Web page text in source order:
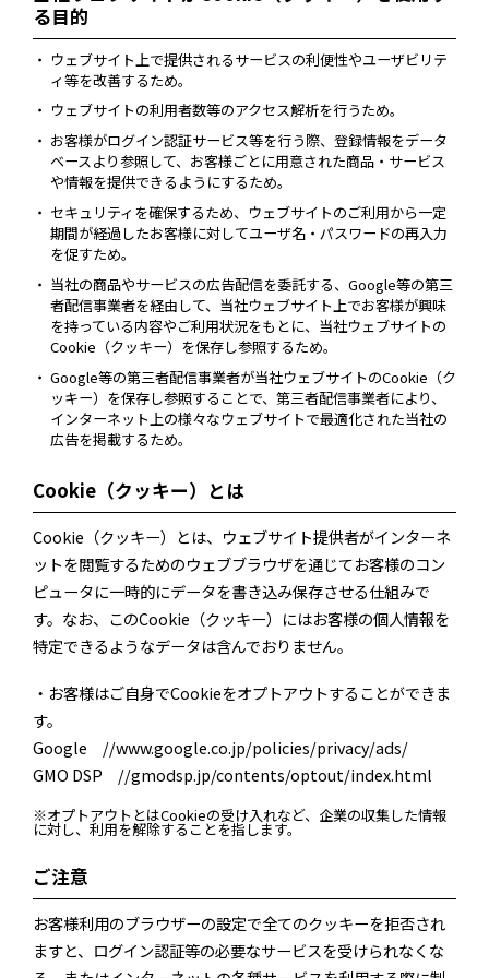
る目的
ウェブサイト上で提供されるサービスの利便性やユーザビリテ
ィ等を改善するため。
ウェブサイトの利用者数等のアクセス解析を行うため。
お客様がログイン認証サービス等を行う際、登録情報をデータ
ベースより参照して、お客様ごとに用意された商品・サービス
や情報を提供できるようにするため。
セキュリティを確保するため、ウェブサイトのご利用から一定
期間が経過したお客様に対してユーザ名・パスワードの再入力
を促すため。
当社の商品やサービスの広告配信を委託する、Google等の第三
者配信事業者を経由して、当社ウェブサイト上でお客様が興味
を持っている内容やご利用状況をもとに、当社ウェブサイトの
Cookie（クッキー）を保存し参照するため。
Google等の第三者配信事業者が当社ウェブサイトのCookie（ク
ッキー）を保存し参照することで、第三者配信事業者により、
インターネット上の様々なウェブサイトで最適化された当社の
広告を掲載するため。
Cookie（クッキー）とは
Cookie（クッキー）とは、ウェブサイト提供者がインターネ
ットを閲覧するためのウェブブラウザを通じてお客様のコン
ピュータに一時的にデータを書き込み保存させる仕組みで
す。なお、このCookie（クッキー）にはお客様の個人情報を
特定できるようなデータは含んでおりません。
・お客様はご自身でCookieをオプトアウトすることができま
す。
Google //www.google.co.jp/policies/privacy/ads/
GMO DSP //gmodsp.jp/contents/optout/index.html
※オプトアウトとはCookieの受け入れなど、企業の収集した情報
に対し、利用を解除することを指します。
ご注意
お客様利用のブラウザーの設定で全てのクッキーを拒否され
ますと、ログイン認証等の必要なサービスを受けられなくな